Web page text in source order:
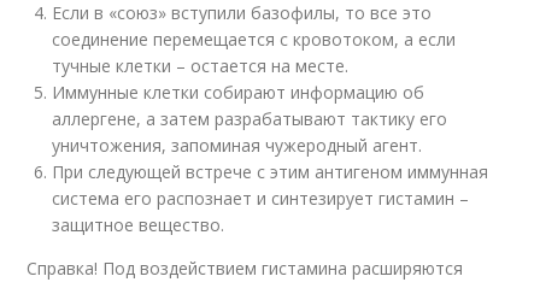
Если в «союз» вступили базофилы, то все это
соединение перемещается с кровотоком, а если
тучные клетки – остается на месте.
Иммунные клетки собирают информацию об
аллергене, а затем разрабатывают тактику его
уничтожения, запоминая чужеродный агент.
При следующей встрече с этим антигеном иммунная
система его распознает и синтезирует гистамин –
защитное вещество.
Справка! Под воздействием гистамина расширяются